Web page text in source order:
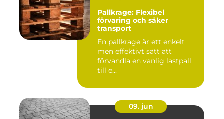
Pallkrage: Flexibel
förvaring och säker
transport
En pallkrage är ett enkelt
men effektivt sätt att
förvandla en vanlig lastpall
till e...
09. jun